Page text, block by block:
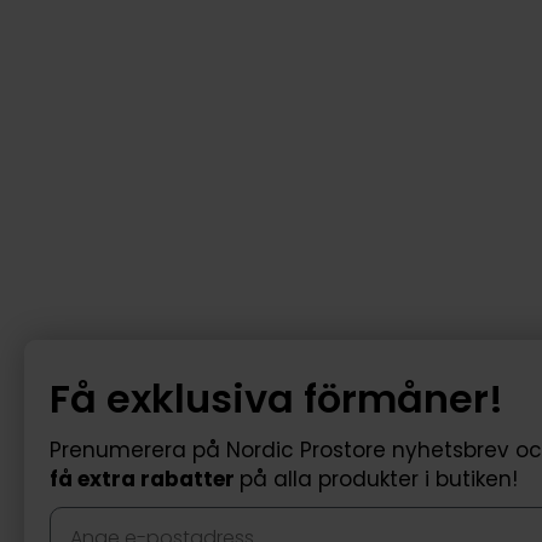
Få exklusiva förmåner!
Prenumerera på Nordic Prostore nyhetsbrev
få extra rabatter på alla produkter i butiken!